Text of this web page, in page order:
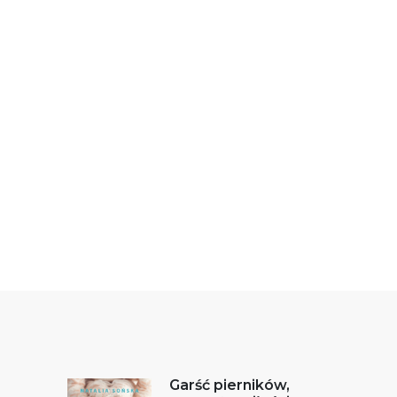
Garść pierników,